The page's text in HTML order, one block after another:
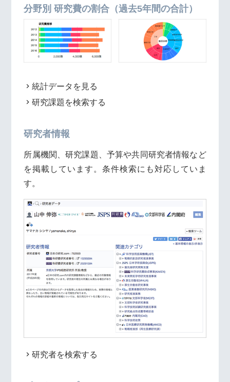
分野別 研究費の割合（過去5年間の合計）
統計データを見る
研究課題を検索する
研究者情報
所属機関、研究課題、予算や共同研究者情報など
を掲載しています。条件検索にも対応していま
す。
研究者を検索する